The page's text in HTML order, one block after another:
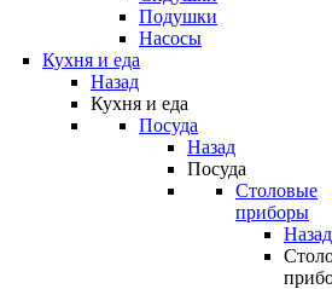
Подушки
Насосы
Кухня и еда
Назад
Кухня и еда
Посуда
Назад
Посуда
Столовые
приборы
Назад